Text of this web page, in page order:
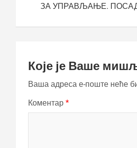
ЗА УПРАВЉАЊЕ.
Које је Ваше
Ваша адреса е-поште неће
Коментар *